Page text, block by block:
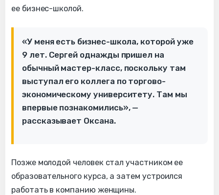
ее бизнес-школой.
«У меня есть бизнес-школа, которой уже
9 лет. Сергей однажды пришел на
обычный мастер-класс, поскольку там
выступал его коллега по торгово-
экономическому университету. Там мы
впервые познакомились», —
рассказывает Оксана.
Позже молодой человек стал участником ее
образовательного курса, а затем устроился
работать в компанию женщины.